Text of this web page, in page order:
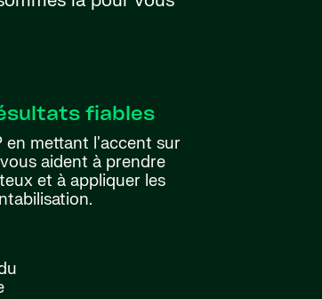
fiables
en mettant l'accent sur
aident à prendre
et à appliquer les